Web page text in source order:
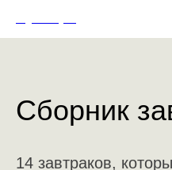
Сборник
14 завтраков,